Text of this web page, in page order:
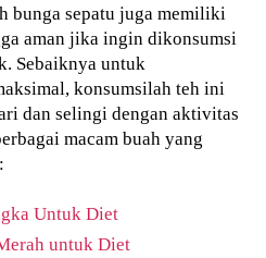
bunga sepatu juga memiliki
aman jika ingin dikonsumsi
Sebaiknya untuk
konsumsilah teh ini
dan selingi dengan aktivitas
macam buah yang
Untuk Diet
untuk Diet